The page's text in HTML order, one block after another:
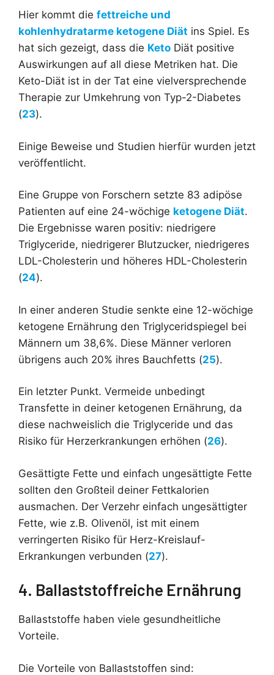
Hier kommt die fettreiche und
kohlenhydratarme ketogene Diät ins Spiel. Es
hat sich gezeigt, dass die Keto Diät positive
Auswirkungen auf all diese Metriken hat. Die
Keto-Diät ist in der Tat eine vielversprechende
Therapie zur Umkehrung von Typ-2-Diabetes
(23).
Einige Beweise und Studien hierfür wurden jetzt
veröffentlicht.
Eine Gruppe von Forschern setzte 83 adipöse
Patienten auf eine 24-wöchige ketogene Diät.
Die Ergebnisse waren positiv: niedrigere
Triglyceride, niedrigerer Blutzucker, niedrigeres
LDL-Cholesterin und höheres HDL-Cholesterin
(24).
In einer anderen Studie senkte eine 12-wöchige
ketogene Ernährung den Triglyceridspiegel bei
Männern um 38,6%. Diese Männer verloren
übrigens auch 20% ihres Bauchfetts (25).
Ein letzter Punkt. Vermeide unbedingt
Transfette in deiner ketogenen Ernährung, da
diese nachweislich die Triglyceride und das
Risiko für Herzerkrankungen erhöhen (26).
Gesättigte Fette und einfach ungesättigte Fette
sollten den Großteil deiner Fettkalorien
ausmachen. Der Verzehr einfach ungesättigter
Fette, wie z.B. Olivenöl, ist mit einem
verringerten Risiko für Herz-Kreislauf-
Erkrankungen verbunden (27).
4. Ballaststoffreiche Ernährung
Ballaststoffe haben viele gesundheitliche
Vorteile.
Die Vorteile von Ballaststoffen sind: